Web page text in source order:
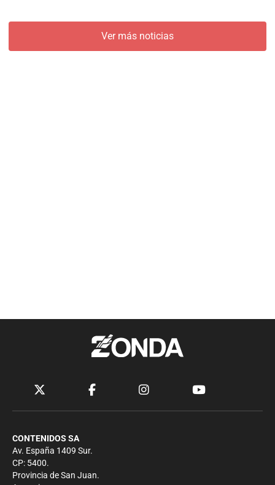
Ver más noticias
CONTENIDOS SA
Av. España 1409 Sur.
CP: 5400.
Provincia de San Juan.